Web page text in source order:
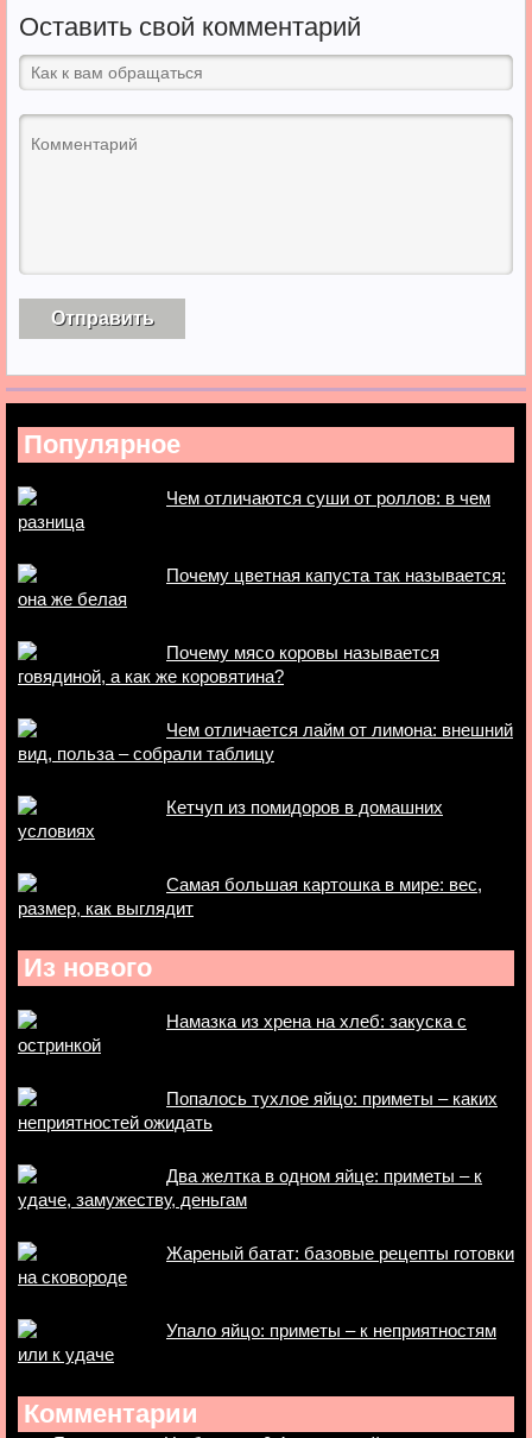
Оставить свой комментарий
Популярное
Чем отличаются суши от роллов: в чем
разница
Почему цветная капуста так называется:
она же белая
Почему мясо коровы называется
говядиной, а как же коровятина?
Чем отличается лайм от лимона: внешний
вид, польза – собрали таблицу
Кетчуп из помидоров в домашних
условиях
Самая большая картошка в мире: вес,
размер, как выглядит
Из нового
Намазка из хрена на хлеб: закуска с
остринкой
Попалось тухлое яйцо: приметы – каких
неприятностей ожидать
Два желтка в одном яйце: приметы – к
удаче, замужеству, деньгам
Жареный батат: базовые рецепты готовки
на сковороде
Упало яйцо: приметы – к неприятностям
или к удаче
Комментарии